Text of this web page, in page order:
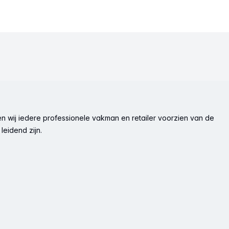
wij iedere professionele vakman en retailer voorzien van de
zijn.